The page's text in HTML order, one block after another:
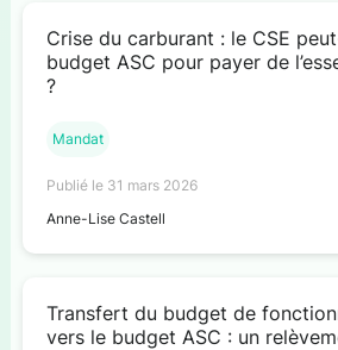
Crise du carburant : le CSE
budget ASC pour payer de
?
Mandat
Publié le 31 mars 2026
Anne-Lise Castell
Transfert du budget de
vers le budget ASC : un